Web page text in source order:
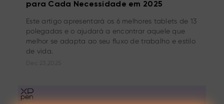
para Cada Necessidade em 2025
Este artigo apresentará os 6 melhores tablets de 13
polegadas e o ajudará a encontrar aquele que
melhor se adapta ao seu fluxo de trabalho e estilo
de vida.